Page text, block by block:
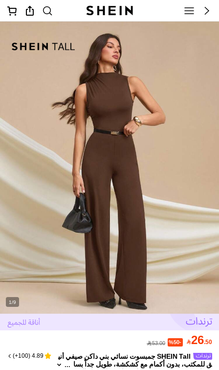
1/9
26.50
%50-
53.00
SHEIN Tall جمبسوت نسائي بني داكن صيفي أني
ق للمكتب، بدون أكمام مع كشكشة، طويل جداً بسا
4.89
(
100+
)